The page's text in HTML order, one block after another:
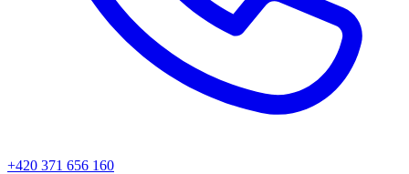
+420 371 656 160